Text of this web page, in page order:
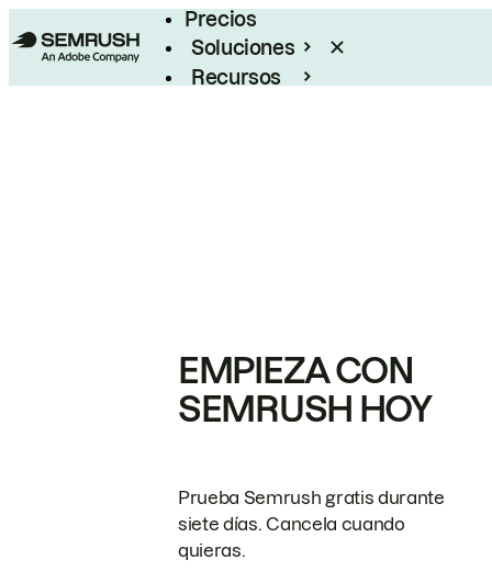
Precios
Soluciones
Recursos
EMPIEZA CON
SEMRUSH HOY
Prueba Semrush gratis durante
siete días. Cancela cuando
quieras.